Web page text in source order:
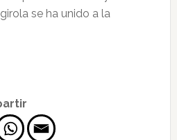
se ha unido a la